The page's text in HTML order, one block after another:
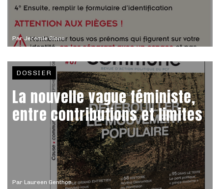
ParJeremie Giono
Par Laureen Genthon
DOSSIER
La nouvelle vague féministe,
entre contributions et limites